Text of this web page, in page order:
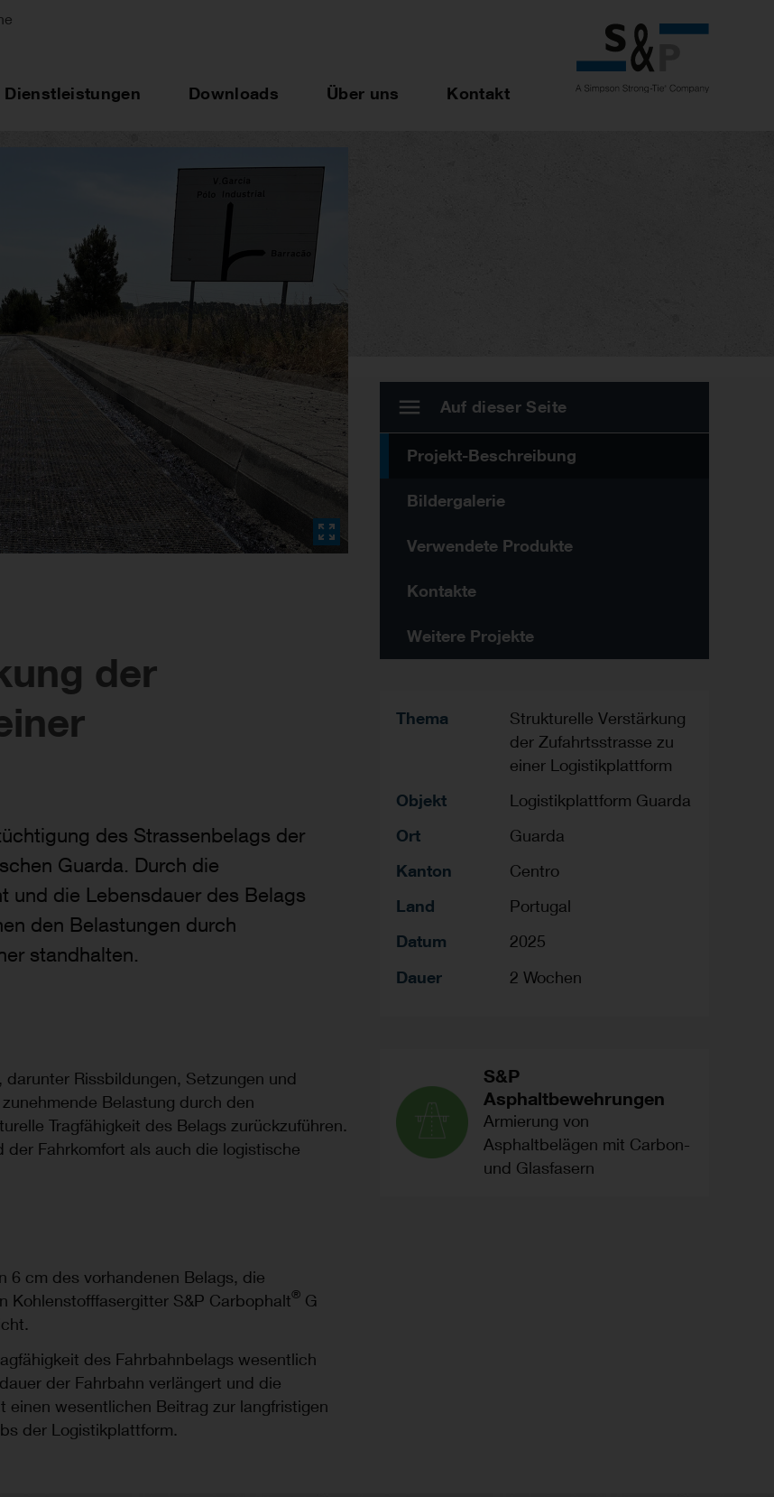
Dienstleistungen Downloads Über uns Kontakt
der
des Strassenbelags der
Guarda. Durch die
und die Lebensdauer des Belags
den Belastungen durch
standhalten.
Auf dieser Seite
Projekt-Beschreibung
Bildergalerie
Verwendete Produkte
Kontakte
Weitere Projekte
Thema
Strukturelle Verstärkung
der Zufahrtsstrasse zu
einer Logistikplattform
Objekt
Logistikplattform Guarda
Ort
Guarda
Kanton
Centro
Land
Portugal
Datum
2025
Dauer
2 Wochen
S&P
Asphaltbewehrungen
Armierung von
Asphaltbelägen mit Carbon-
und Glasfasern
Rissbildungen, Setzungen und
Belastung durch den
Tragfähigkeit des Belags zurückzuführen.
Fahrkomfort als auch die logistische
6 cm des vorhandenen Belags, die
Kohlenstofffasergitter S&P Carbophalt® G
des Fahrbahnbelags wesentlich
der Fahrbahn verlängert und die
wesentlichen Beitrag zur langfristigen
der Logistikplattform.